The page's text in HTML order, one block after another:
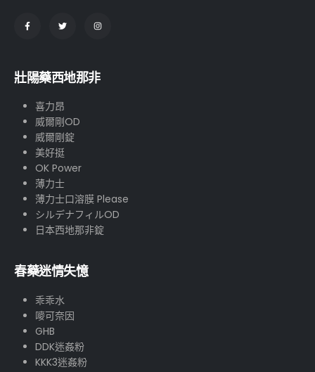
壯陽藥西地那非
喜力昂
威爾剛OD
威爾剛錠
美好挺
OK Power
薄力士
薄力士口溶膜 Please
シルデナフィルOD
日本西地那非錠
春藥迷情失憶
乖乖水
嘜可奈因
GHB
DDK迷姦粉
KKK3迷姦粉